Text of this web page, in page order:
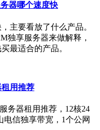
器哪个速度快
主要看放了什么产品。
独享服务器来做解释，
最适合的产品。
用推荐
务器租用推荐，12核24
电信独享带宽，1个公网